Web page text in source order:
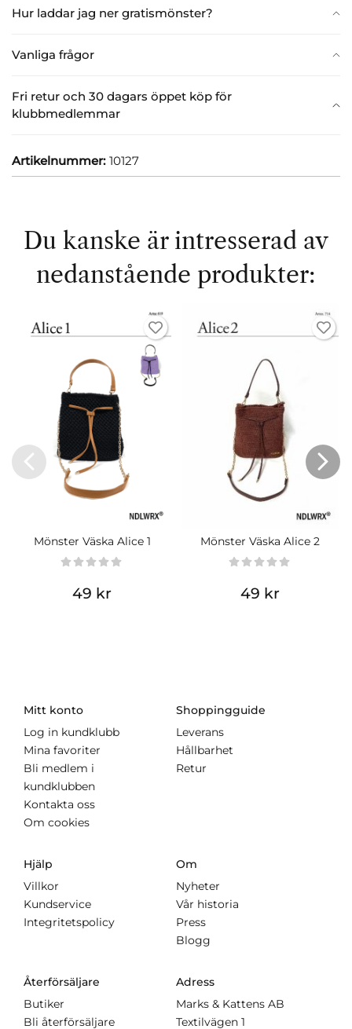
Hur laddar jag ner gratismönster?
Vanliga frågor
Fri retur och 30 dagars öppet köp för
klubbmedlemmar
Artikelnummer: 10127
Du kanske är intresserad av
nedanstående produkter:
Mönster Väska Alice 1
49 kr
Mönster Väska Alice 2
49 kr
Mitt konto
Log in kundklubb
Mina favoriter
Bli medlem i
kundklubben
Kontakta oss
Om cookies
Shoppingguide
Leverans
Hållbarhet
Retur
Hjälp
Villkor
Kundservice
Integritetspolicy
Om
Nyheter
Vår historia
Press
Blogg
Återförsäljare
Butiker
Bli återförsäljare
Adress
Marks & Kattens AB
Textilvägen 1